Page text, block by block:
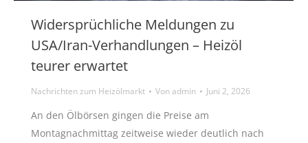
Widersprüchliche Meldungen zu
USA/Iran-Verhandlungen – Heizöl
teurer erwartet
Nachrichten zum Heizölmarkt Vonadmin Juni 2, 2026
An den Ölbörsen gingen die Preise am
Montagnachmittag zeitweise wieder deutlich nach